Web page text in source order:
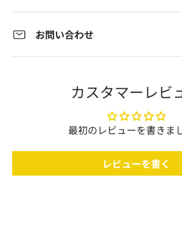
お問い合わせ
カスタマーレビ
最初のレビューを書きま
レビューを書く